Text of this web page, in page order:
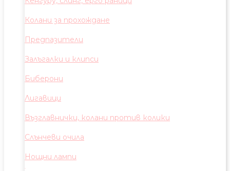
Колани за прохождане
Предпазители
Залъгалки и клипси
Биберони
Лигавици
Възглавнички, колани против колики
Слънчеви очила
Нощни лампи